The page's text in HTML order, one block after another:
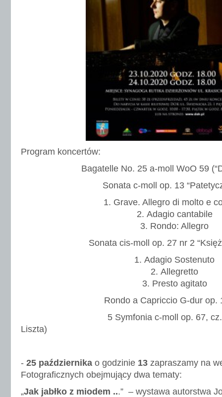
Program koncertów:
Bagatelle No. 25 a-moll WoO 59
Sonata c-moll op. 13
Grave. Allegro di molto e
Adagio cantabile
Rondo: Allegro
Sonata cis-moll op. 27 nr 2
Adagio Sostenuto
Allegretto
Presto agitato
Rondo a Capriccio G-dur op.
5 Symfonia c-moll op. 67, cz. I
Liszta)
- 25 października o godzinie 13 zapraszamy na
Fotograficznych obejmujący dwa tematy:
„Jak jabłko z miodem ...” – wystawa autorstwa